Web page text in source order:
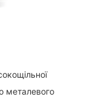
металевого